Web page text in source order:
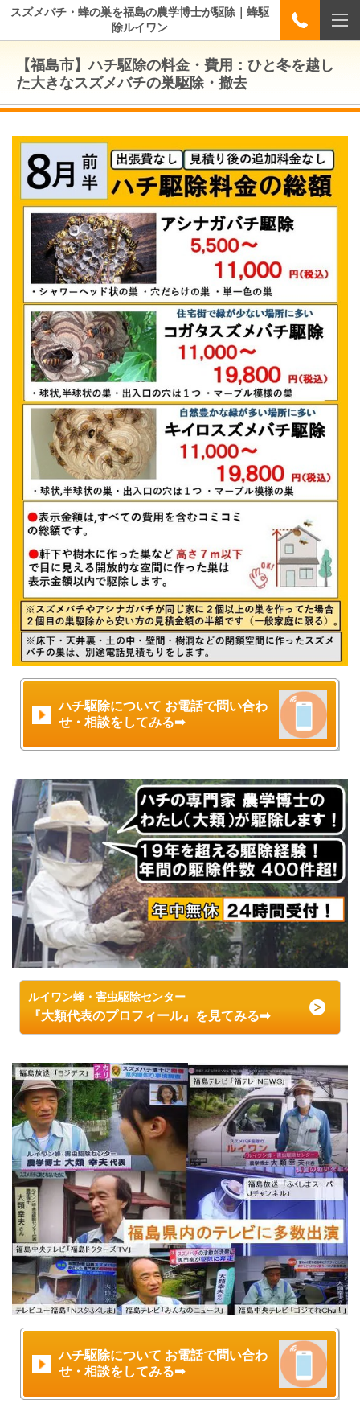
スズメバチ・蜂の巣を福島の農学博士が駆除｜蜂駆
除ルイワン
【福島市】ハチ駆除の料金・費用：ひと冬を越し
た大きなスズメバチの巣駆除・撤去
ハチ駆除について お電話で問い合わ
せ・相談をしてみる➡
ルイワン蜂・害虫駆除センター
『大類代表のプロフィール』を見てみる➡
ハチ駆除について お電話で問い合わ
せ・相談をしてみる➡